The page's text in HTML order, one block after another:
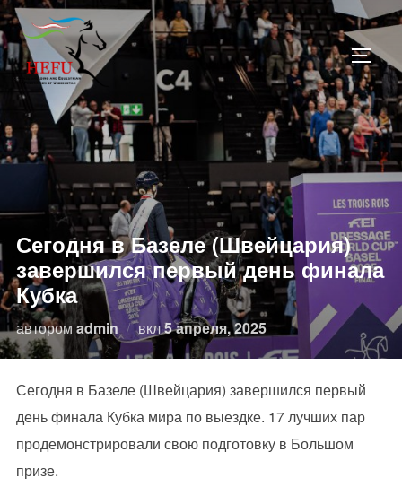
Перейти
к
содержимому
Сегодня в Базеле (Швейцария)
завершился первый день финала
Кубка
автором admin вклОпубликовано
5 апреля, 2025
Сегодня в Базеле (Швейцария) завершился первый
день финала Кубка мира по выездке. 17 лучших пар
продемонстрировали свою подготовку в Большом
призе.